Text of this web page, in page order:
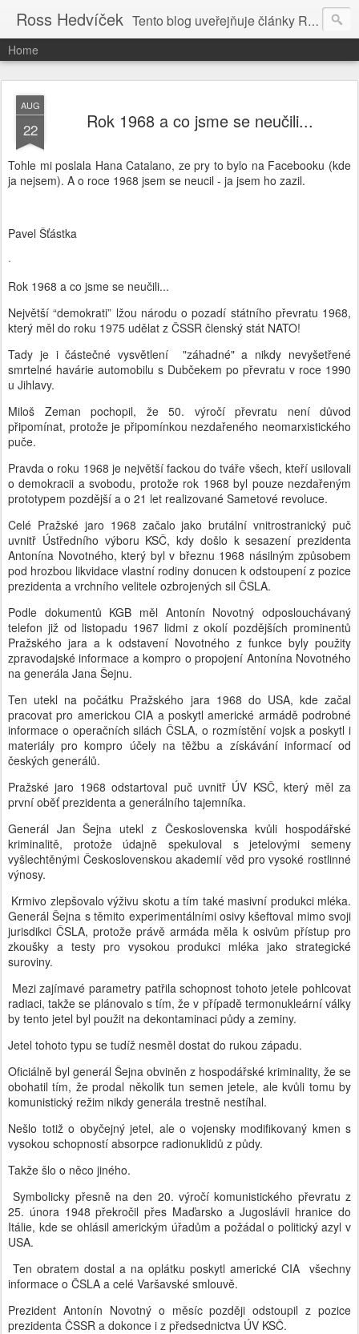
Ross Hedvíček Tento blog uveřejňuje články Ross Hedvíčka v češtině (pokud budu mit naladu) - s editacni pomoci Ludvika Dedika.
Home
AUG
22 Rok 1968 a co jsme se neučili...
Tohle mi poslala Hana Catalano, ze pry to bylo na Facebooku (kde
ja nejsem). A o roce 1968 jsem se neucil - ja jsem ho zazil.
Pavel Šťástka
·
Rok 1968 a co jsme se neučili...
Největší “demokrati” lžou národu o pozadí státního převratu 1968,
který měl do roku 1975 udělat z ČSSR členský stát NATO!
Tady je i částečné vysvětlení "záhadné" a nikdy nevyšetřené
smrtelné havárie automobilu s Dubčekem po převratu v roce 1990
u Jihlavy.
Miloš Zeman pochopil, že 50. výročí převratu není důvod
připomínat, protože je připomínkou nezdařeného neomarxistického
puče.
Pravda o roku 1968 je největší fackou do tváře všech, kteří usilovali
o demokracii a svobodu, protože rok 1968 byl pouze nezdařeným
prototypem pozdější a o 21 let realizované Sametové revoluce.
Celé Pražské jaro 1968 začalo jako brutální vnitrostranický puč
uvnitř Ústředního výboru KSČ, kdy došlo k sesazení prezidenta
Antonína Novotného, který byl v březnu 1968 násilným způsobem
pod hrozbou likvidace vlastní rodiny donucen k odstoupení z pozice
prezidenta a vrchního velitele ozbrojených sil ČSLA.
Podle dokumentů KGB měl Antonín Novotný odposlouchávaný
telefon již od listopadu 1967 lidmi z okolí pozdějších prominentů
Pražského jara a k odstavení Novotného z funkce byly použity
zpravodajské informace a kompro o propojení Antonína Novotného
na generála Jana Šejnu.
Ten utekl na počátku Pražského jara 1968 do USA, kde začal
pracovat pro americkou CIA a poskytl americké armádě podrobné
informace o operačních silách ČSLA, o rozmístění vojsk a poskytl i
materiály pro kompro účely na těžbu a získávání informací od
českých generálů.
Pražské jaro 1968 odstartoval puč uvnitř ÚV KSČ, který měl za
první oběť prezidenta a generálního tajemníka.
Generál Jan Šejna utekl z Československa kvůli hospodářské
kriminalitě, protože údajně spekuloval s jetelovými semeny
vyšlechtěnými Československou akademií věd pro vysoké rostlinné
výnosy.
Krmivo zlepšovalo výživu skotu a tím také masivní produkci mléka.
Generál Šejna s těmito experimentálními osivy kšeftoval mimo svoji
jurisdikci ČSLA, protože právě armáda měla k osivům přístup pro
zkoušky a testy pro vysokou produkci mléka jako strategické
suroviny.
Mezi zajímavé parametry patřila schopnost tohoto jetele pohlcovat
radiaci, takže se plánovalo s tím, že v případě termonukleární války
by tento jetel byl použit na dekontaminaci půdy a zeminy.
Jetel tohoto typu se tudíž nesměl dostat do rukou západu.
Oficiálně byl generál Šejna obviněn z hospodářské kriminality, že se
obohatil tím, že prodal několik tun semen jetele, ale kvůli tomu by
komunistický režim nikdy generála trestně nestíhal.
Nešlo totiž o obyčejný jetel, ale o vojensky modifikovaný kmen s
vysokou schopností absorpce radionuklidů z půdy.
Takže šlo o něco jiného.
Symbolicky přesně na den 20. výročí komunistického převratu z
25. února 1948 překročil přes Maďarsko a Jugoslávii hranice do
Itálie, kde se ohlásil americkým úřadům a požádal o politický azyl v
USA.
Ten obratem dostal a na oplátku poskytl americké CIA všechny
informace o ČSLA a celé Varšavské smlouvě.
Prezident Antonín Novotný o měsíc později odstoupil z pozice
prezidenta ČSSR a dokonce i z předsednictva ÚV KSČ.